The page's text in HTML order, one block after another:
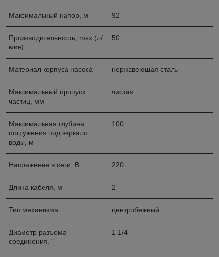
Максимальный напор, м 92
Производительность, max (л/
мин)
50
Материал корпуса насоса нержавеющая сталь
Максимальный пропуск
частиц, мм
чистая
Максимальная глубина
погружения под зеркало
воды, м
100
Напряжение в сети, В 220
Длина кабеля, м 2
Тип механизма центробежный
Диаметр разъема
соединения. "
1 1/4